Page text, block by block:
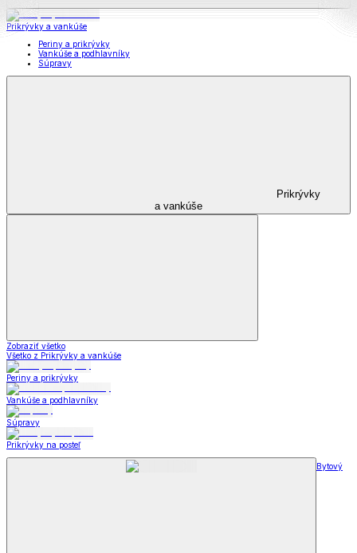
Prikrývky a vankúše
Periny a prikrývky
Vankúše a podhlavníky
Súpravy
Prikrývky
a vankúše
Zobraziť všetko
Všetko z Prikrývky a vankúše
Periny a prikrývky
Vankúše a podhlavníky
Súpravy
Prikrývky na posteľ
Bytový